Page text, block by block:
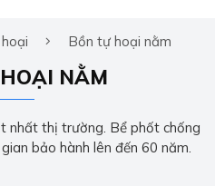
TIẾNG VIỆT
Bồn tự hoại nằm
NẰM
nhất thị trường. Bể phốt chống
bảo hành lên đến 60 năm.